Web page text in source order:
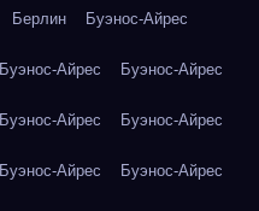
Берлин Буэнос-Айрес
Буэнос-Айрес Буэнос-Айрес
Буэнос-Айрес Буэнос-Айрес
Буэнос-Айрес Буэнос-Айрес